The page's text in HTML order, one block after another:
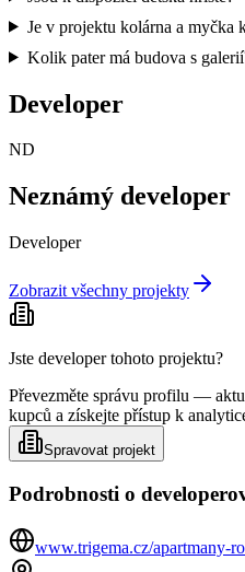
Je v projektu kolárna a myčka
Kolik pater má budova s
Developer
ND
Neznámý developer
Developer
Zobrazit všechny projekty
Jste developer tohoto projektu?
Převezměte správu profilu —
kupců a získejte přístup k
Spravovat projekt
Podrobnosti o
www.trigema.cz/apartmany-